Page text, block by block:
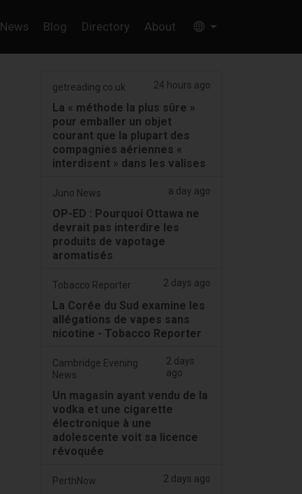
News Blog Directory About
getreading.co.uk 24 hours ago
La « méthode la plus sûre »
pour emballer un objet
courant que la plupart des
compagnies aériennes «
interdisent » dans les valises
Juno News a day ago
OP-ED : Pourquoi Ottawa ne
devrait pas interdire les
produits de vapotage
aromatisés
Tobacco Reporter 2 days ago
La Corée du Sud examine les
allégations de vapes sans
nicotine - Tobacco Reporter
Cambridge Evening
News
2 days
ago
Un magasin ayant vendu de la
vodka et une cigarette
électronique à une
adolescente voit sa licence
révoquée
PerthNow 2 days ago